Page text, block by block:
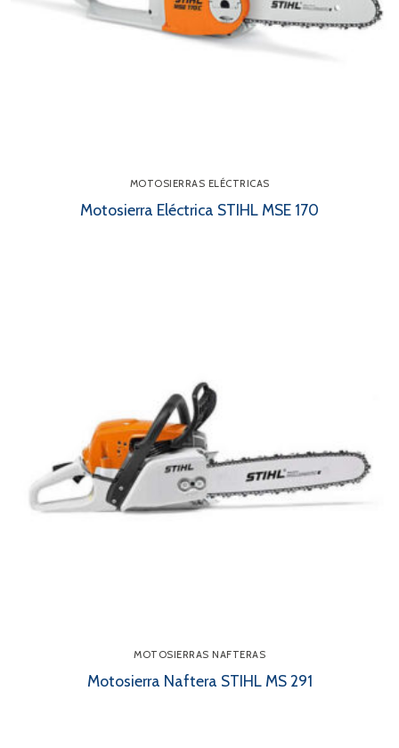
MOTOSIERRAS ELÉCTRICAS
Motosierra Eléctrica STIHL MSE 170
MOTOSIERRAS NAFTERAS
Motosierra Naftera STIHL MS 291